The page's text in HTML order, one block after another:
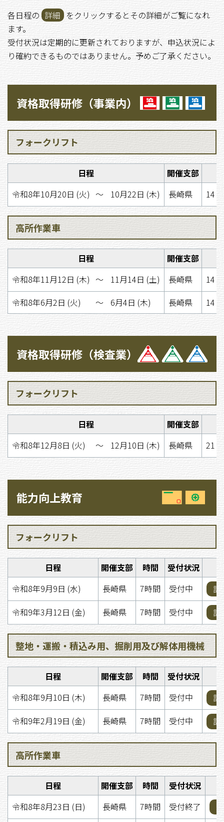
各日程の 詳細 をクリックするとその詳細がご覧になれ
ます。
受付状況は定期的に更新されておりますが、申込状況によ
り確約できるものではありません。予めご了承ください。
資格取得研修（事業内）
フォークリフト
日程
開催支部
令和8年10月20日 (火) 〜 10月22日 (木) 長崎県 14
高所作業車
日程
開催支部
令和8年11月12日 (木) 〜 11月14日 (土) 長崎県
14
令和8年6月2日 (火)
〜 6月4日 (木) 長崎県 14
資格取得研修（検査業）
フォークリフト
日程 開催支部
令和8年12月8日 (火)
〜 12月10日 (木) 長崎県 21
能力向上教育
フォークリフト
日程 開催支部 時間
受付状況
令和8年9月9日 (水)
長崎県 7時間 受付中
詳
令和9年3月12日 (金)
長崎県 7時間 受付中 詳
整地・運搬・積込み用、掘削用及び解体用機械
日程 開催支部 時間
受付状況
令和8年9月10日 (木)
長崎県 7時間 受付中
詳
令和9年2月19日 (金)
長崎県 7時間 受付中 詳
高所作業車
日程 開催支部 時間
受付状況
令和8年8月23日 (日)
長崎県 7時間 受付終了